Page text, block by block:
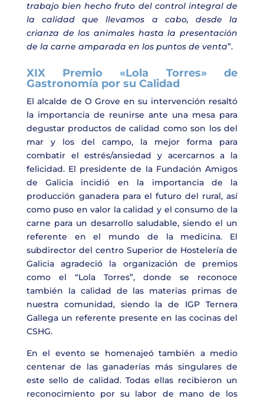
trabajo bien hecho fruto del control integral de
la calidad que llevamos a cabo, desde la
crianza de los animales hasta la presentación
de la carne amparada en los puntos de venta”.
XIX Premio «Lola Torres» de
Gastronomía por su Calidad
El alcalde de O Grove en su intervención resaltó
la importancia de reunirse ante una mesa para
degustar productos de calidad como son los del
mar y los del campo, la mejor forma para
combatir el estrés/ansiedad y acercarnos a la
felicidad. El presidente de la Fundación Amigos
de Galicia incidió en la importancia de la
producción ganadera para el futuro del rural, así
como puso en valor la calidad y el consumo de la
carne para un desarrollo saludable, siendo el un
referente en el mundo de la medicina. El
subdirector del centro Superior de Hostelería de
Galicia agradeció la organización de premios
como el “Lola Torres”, donde se reconoce
también la calidad de las materias primas de
nuestra comunidad, siendo la de IGP Ternera
Gallega un referente presente en las cocinas del
CSHG.
En el evento se homenajeó también a medio
centenar de las ganaderías más singulares de
este sello de calidad. Todas ellas recibieron un
reconocimiento por su labor de mano de los